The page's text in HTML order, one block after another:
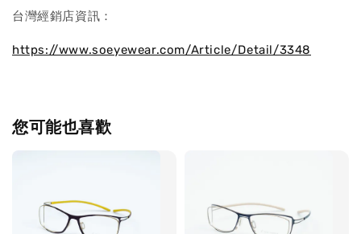
台灣經銷店資訊：
https://www.soeyewear.com/Article/Detail/3348
您可能也喜歡